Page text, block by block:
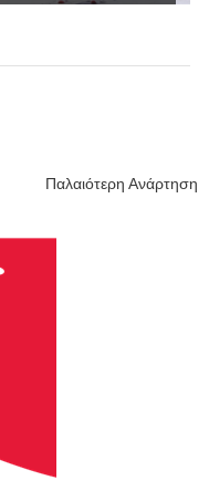
Παλαιότερη Ανάρτηση